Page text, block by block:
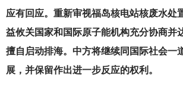
应有回应。重新审视福岛核电站核废水处
益攸关国家和国际原子能机构充分协商并
擅自启动排海。中方将继续同国际社会一
展，并保留作出进一步反应的权利。